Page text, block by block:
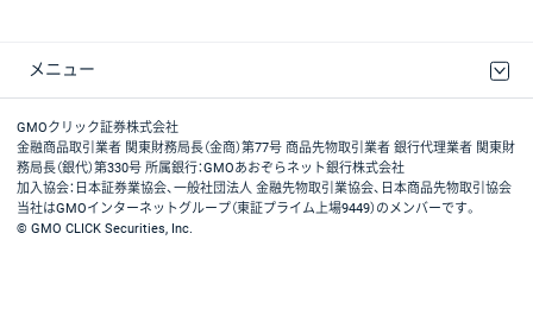
メニュー
取引規程・約款
最良執行方針
ディスクレイマー
リスク説明
GMOクリック証券ホームページ
GMOクリック証券株式会社
金融商品取引業者 関東財務局長（金商）第77号 商品先物取引業者 銀行代理業者 関東財
務局長（銀代）第330号 所属銀行：GMOあおぞらネット銀行株式会社
加入協会：日本証券業協会、一般社団法人 金融先物取引業協会、日本商品先物取引協会
当社はGMOインターネットグループ（東証プライム上場9449）のメンバーです。
© GMO CLICK Securities, Inc.